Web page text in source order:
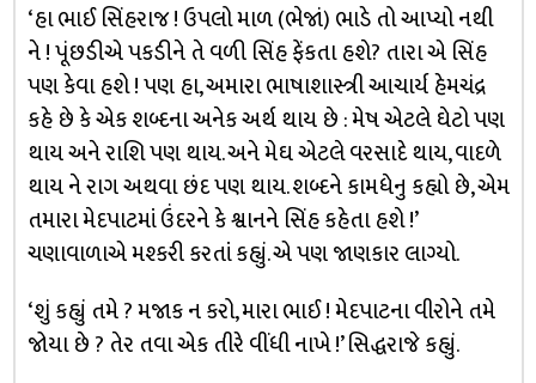
‘હા ભાઈ સિંહરાજ ! ઉપલો માળ (ભેજાં) ભાડે તો આપ્યો નથી
ને ! પૂંછડીએ પકડીને તે વળી સિંહ ફેંકતા હશે? તારા એ સિંહ
પણ કેવા હશે ! પણ હા, અમારા ભાષાશાસ્ત્રી આચાર્ય હેમચંદ્ર
કહે છે કે એક શબ્દના અનેક અર્થ થાય છે : મેષ એટલે ઘેટો પણ
થાય અને રાશિ પણ થાય. અને મેઘ એટલે વરસાદે થાય, વાદળે
થાય ને રાગ અથવા છંદ પણ થાય. શબ્દને કામધેનુ કહ્યો છે, એમ
તમારા મેદપાટમાં ઉંદરને કે શ્વાનને સિંહ કહેતા હશે !’
ચણાવાળાએ મશ્કરી કરતાં કહ્યું. એ પણ જાણકાર લાગ્યો.
‘શું કહ્યું તમે ? મજાક ન કરો, મારા ભાઈ ! મેદપાટના વીરોને તમે
જોયા છે ? તેર તવા એક તીરે વીંધી નાખે !’ સિદ્ધરાજે કહ્યું.